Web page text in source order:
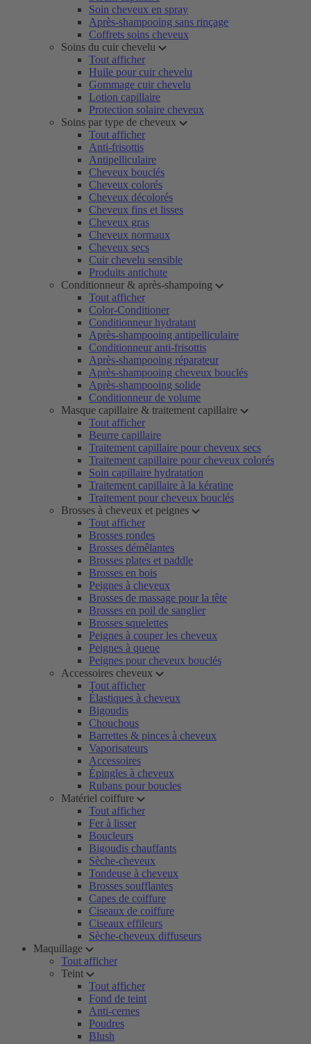
Soin cheveux en spray
Après-shampooing sans rinçage
Coffrets soins cheveux
Soins du cuir chevelu
Tout afficher
Huile pour cuir chevelu
Gommage cuir chevelu
Lotion capillaire
Protection solaire cheveux
Soins par type de cheveux
Tout afficher
Anti-frisottis
Antipelliculaire
Cheveux bouclés
Cheveux colorés
Cheveux décolorés
Cheveux fins et lisses
Cheveux gras
Cheveux normaux
Cheveux secs
Cuir chevelu sensible
Produits antichute
Conditionneur & après-shampoing
Tout afficher
Color-Conditioner
Conditionneur hydratant
Après-shampooing antipelliculaire
Conditionneur anti-frisottis
Après-shampooing réparateur
Après-shampooing cheveux bouclés
Après-shampooing solide
Conditionneur de volume
Masque capillaire & traitement capillaire
Tout afficher
Beurre capillaire
Traitement capillaire pour cheveux secs
Traitement capillaire pour cheveux colorés
Soin capillaire hydratation
Traitement capillaire à la kératine
Traitement pour cheveux bouclés
Brosses à cheveux et peignes
Tout afficher
Brosses rondes
Brosses démêlantes
Brosses plates et paddle
Brosses en bois
Peignes à cheveux
Brosses de massage pour la tête
Brosses en poil de sanglier
Brosses squelettes
Peignes à couper les cheveux
Peignes à queue
Peignes pour cheveux bouclés
Accessoires cheveux
Tout afficher
Élastiques à cheveux
Bigoudis
Chouchous
Barrettes & pinces à cheveux
Vaporisateurs
Accessoires
Épingles à cheveux
Rubans pour boucles
Matériel coiffure
Tout afficher
Fer à lisser
Boucleurs
Bigoudis chauffants
Sèche-cheveux
Tondeuse à cheveux
Brosses soufflantes
Capes de coiffure
Ciseaux de coiffure
Ciseaux effileurs
Sèche-cheveux diffuseurs
Maquillage
Tout afficher
Teint
Tout afficher
Fond de teint
Anti-cernes
Poudres
Blush